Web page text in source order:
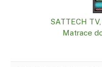
SATTECH
Matrace